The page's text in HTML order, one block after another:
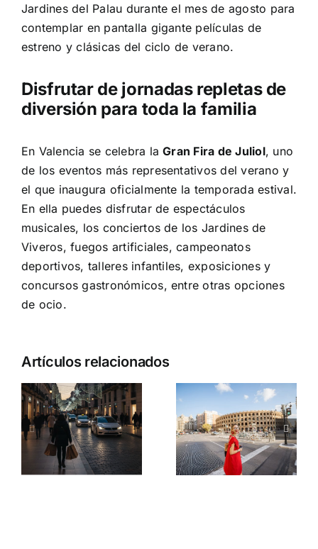
Jardines del Palau durante el mes de agosto para
contemplar en pantalla gigante películas de
estreno y clásicas del ciclo de verano.
Disfrutar de jornadas repletas de
diversión para toda la familia
En Valencia se celebra laGran Fira de Juliol, uno
de los eventos más representativos del verano y
el que inaugura oficialmente la temporada estival.
En ella puedes disfrutar de espectáculos
musicales, los conciertos de los Jardines de
Viveros, fuegos artificiales, campeonatos
deportivos, talleres infantiles, exposiciones y
concursos gastronómicos, entre otras opciones
de ocio.
Artículos relacionados
Muévete
con Tele
Taxi en
primavera
El porqué
de la mona
de Pascua